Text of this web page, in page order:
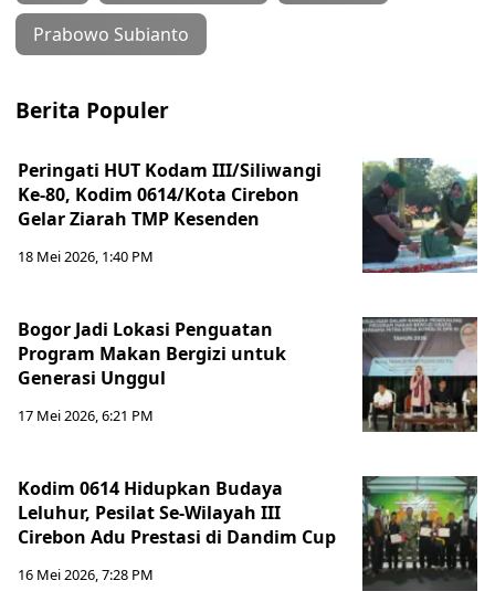
Prabowo Subianto
Berita Populer
Peringati HUT Kodam III/Siliwangi
Ke-80, Kodim 0614/Kota Cirebon
Gelar Ziarah TMP Kesenden
18 Mei 2026, 1:40 PM
Bogor Jadi Lokasi Penguatan
Program Makan Bergizi untuk
Generasi Unggul
17 Mei 2026, 6:21 PM
Kodim 0614 Hidupkan Budaya
Leluhur, Pesilat Se-Wilayah III
Cirebon Adu Prestasi di Dandim Cup
16 Mei 2026, 7:28 PM